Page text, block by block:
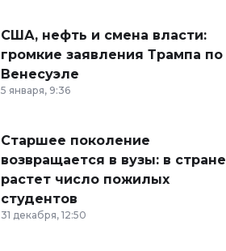
США, нефть и смена власти:
громкие заявления Трампа по
Венесуэле
5 января, 9:36
Старшее поколение
возвращается в вузы: в стране
растет число пожилых
студентов
31 декабря, 12:50